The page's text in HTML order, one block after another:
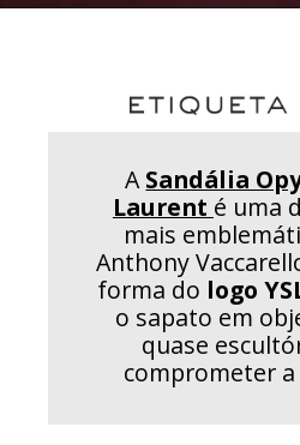
ASandália
Laurent é uma
mais
Anthony
forma do logo
o sapato em
quase
comprometer a